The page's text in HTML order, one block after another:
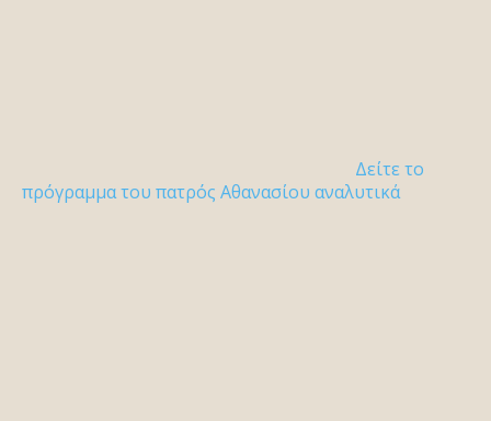
Δείτε το
πρόγραμμα του πατρός Αθανασίου αναλυτικά